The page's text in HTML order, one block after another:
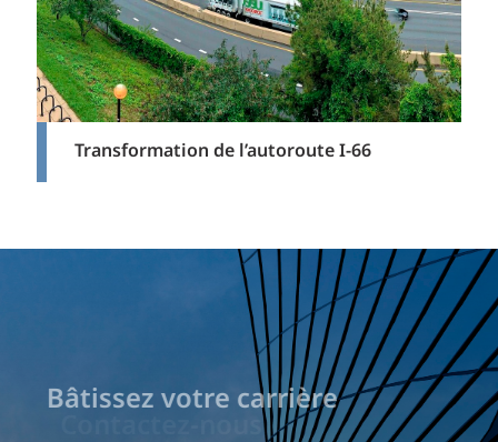
Transformation de l’autoroute I-66
Bâtissez votre carrière